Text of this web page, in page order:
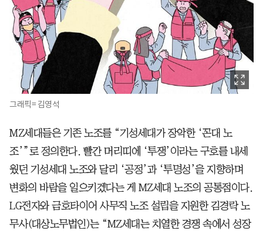
그래픽= 김영석
MZ세대들은 기존 노조를 “기성세대가 장악한 ‘꼰대 노
조’”로 정의한다. 빨간 머리띠에 ‘투쟁’이라는 구호를 내세
웠던 기성세대 노조와 달리 ‘공정’과 ‘투명성’을 지향하며
변화의 바람을 일으키겠다는 게 MZ세대 노조의 공통점이다.
LG전자와 금호타이어 사무직 노조 설립을 지원한 김경락 노
무사(대상노무법인)는 “MZ세대는 치열한 경쟁 속에서 성장